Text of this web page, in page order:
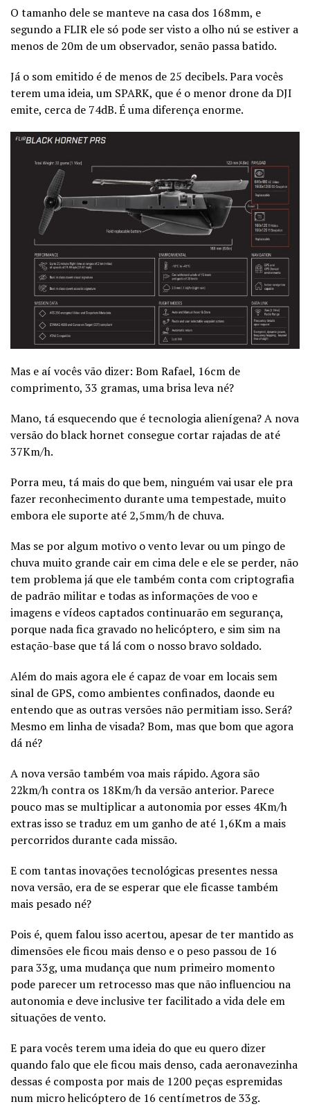
O tamanho dele se manteve na casa dos 168mm, e
segundo a FLIR ele só pode ser visto a olho nú se estiver a
menos de 20m de um observador, senão passa batido.
Já o som emitido é de menos de 25 decibels. Para vocês
terem uma ideia, um SPARK, que é o menor drone da DJI
emite, cerca de 74dB. É uma diferença enorme.
Mas e aí vocês vão dizer: Bom Rafael, 16cm de
comprimento, 33 gramas, uma brisa leva né?
Mano, tá esquecendo que é tecnologia alienígena? A nova
versão do black hornet consegue cortar rajadas de até
37Km/h.
Porra meu, tá mais do que bem, ninguém vai usar ele pra
fazer reconhecimento durante uma tempestade, muito
embora ele suporte até 2,5mm/h de chuva.
Mas se por algum motivo o vento levar ou um pingo de
chuva muito grande cair em cima dele e ele se perder, não
tem problema já que ele também conta com criptografia
de padrão militar e todas as informações de voo e
imagens e vídeos captados continuarão em segurança,
porque nada fica gravado no helicóptero, e sim sim na
estação-base que tá lá com o nosso bravo soldado.
Além do mais agora ele é capaz de voar em locais sem
sinal de GPS, como ambientes confinados, daonde eu
entendo que as outras versões não permitiam isso. Será?
Mesmo em linha de visada? Bom, mas que bom que agora
dá né?
A nova versão também voa mais rápido. Agora são
22km/h contra os 18Km/h da versão anterior. Parece
pouco mas se multiplicar a autonomia por esses 4Km/h
extras isso se traduz em um ganho de até 1,6Km a mais
percorridos durante cada missão.
E com tantas inovações tecnológicas presentes nessa
nova versão, era de se esperar que ele ficasse também
mais pesado né?
Pois é, quem falou isso acertou, apesar de ter mantido as
dimensões ele ficou mais denso e o peso passou de 16
para 33g, uma mudança que num primeiro momento
pode parecer um retrocesso mas que não influenciou na
autonomia e deve inclusive ter facilitado a vida dele em
situações de vento.
E para vocês terem uma ideia do que eu quero dizer
quando falo que ele ficou mais denso, cada aeronavezinha
dessas é composta por mais de 1200 peças espremidas
num micro helicóptero de 16 centímetros de 33g.